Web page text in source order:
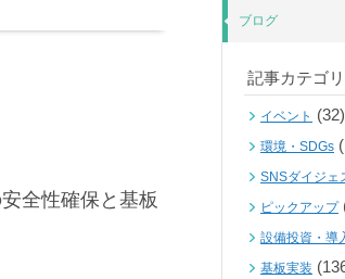
全性確保と基板
ブログ
記事カテゴリ
イベント (32)
環境・SDGs
SNSダイジェ
ピックアップ
設備投資・導
基板実装